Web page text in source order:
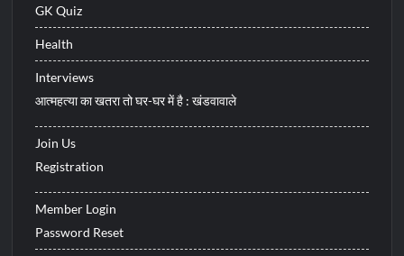
GK Quiz
Health
Interviews
आत्महत्या का खतरा तो घर-घर में है : खंडवावाले
Join Us
Registration
Member Login
Password Reset